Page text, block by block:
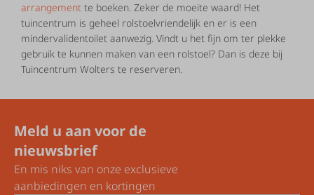
arrangement te boeken. Zeker de moeite waard! Het
tuincentrum is geheel rolstoelvriendelijk en er is een
mindervalidentoilet aanwezig. Vindt u het fijn om ter plekke
gebruik te kunnen maken van een rolstoel? Dan is deze bij
Tuincentrum Wolters te reserveren.
Meld u aan voor de
nieuwsbrief
En mis niks van onze exclusieve
aanbiedingen en kortingen